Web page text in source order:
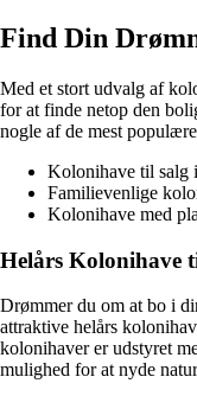
Find Din
Med et stort udvalg af
for at finde netop den
nogle af de mest
Kolonihave til salg
Familievenlige
Kolonihave med
Helårs Kolonihave
Drømmer du om at bo i
attraktive helårs
kolonihaver er udstyret
mulighed for at nyde